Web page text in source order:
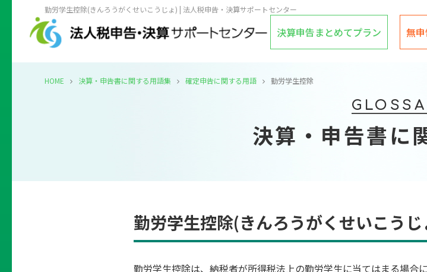
決算申告まとめてプラン 無
HOME 決算・申告書に関する用語集 確定申告に関する用語 勤労学生控除
勤労学生控除(きんろうがくせいこうじょ) | 法人税申告・決算サポートセンター
決算・申告書に
勤労学生控除(きんろうがくせいこうじ
勤労学生控除は、納税者が所得税法上の勤労学生に当てはまる場合